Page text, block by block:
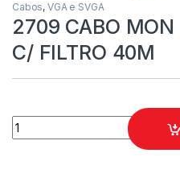
Cabos,VGA e SVGA
2709 CABO
C/ FILTRO 40M